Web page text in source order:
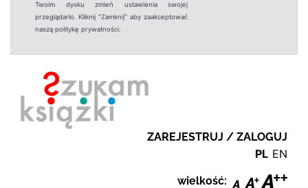
Twoim dysku zmień ustawienia swojej
przeglądarki. Kliknij "Zamknij" aby zaakceptować
naszą politykę prywatności.
ZAREJESTRUJ / ZALOGUJ
PL EN
wielkość: